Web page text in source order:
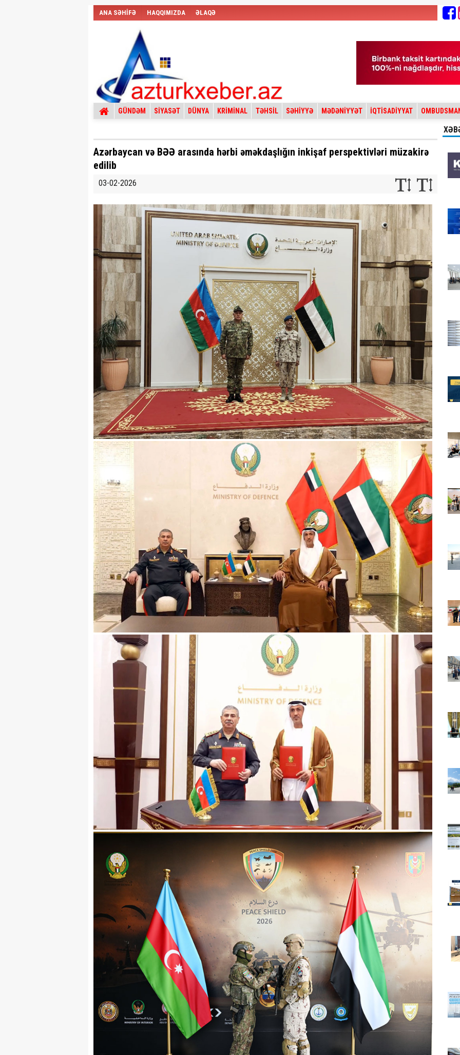
ANA SƏHİFƏ HAQQIMIZDA ƏLAQƏ
GÜNDƏM SİYASƏT DÜNYA KRİMİNAL TƏHSİL SƏHİYYƏ MƏDƏNİYYƏT İQTİSADİYYAT
Azərbaycan və BƏƏ arasında hərbi əməkdaşlığın inkişaf perspektivləri müzakirə
edilib
03-02-2026